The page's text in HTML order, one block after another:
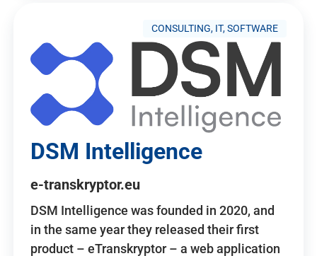
CONSULTING, IT, SOFTWARE
DSM Intelligence
e-transkryptor.eu
DSM Intelligence was founded in 2020, and
in the same year they released their first
product – eTranskryptor – a web application